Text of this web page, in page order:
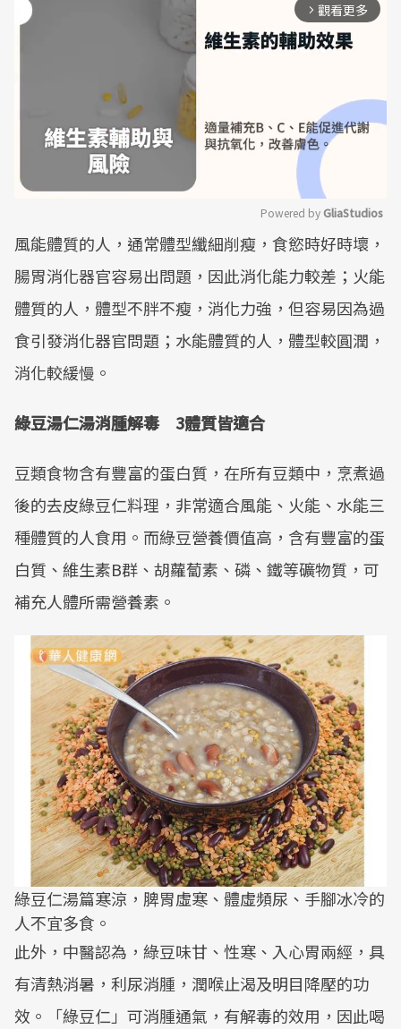
arrow_forward_ios 觀看更多
Mute
Powered by GliaStudios
風能體質的人，通常體型纖細削瘦，食慾時好時壞，
腸胃消化器官容易出問題，因此消化能力較差；火能
體質的人，體型不胖不瘦，消化力強，但容易因為過
食引發消化器官問題；水能體質的人，體型較圓潤，
消化較緩慢。
綠豆湯仁湯消腫解毒 3體質皆適合
豆類食物含有豐富的蛋白質，在所有豆類中，烹煮過
後的去皮綠豆仁料理，非常適合風能、火能、水能三
種體質的人食用。而綠豆營養價值高，含有豐富的蛋
白質、維生素B群、胡蘿蔔素、磷、鐵等礦物質，可
補充人體所需營養素。
綠豆仁湯篇寒涼，脾胃虛寒、體虛頻尿、手腳冰冷的
人不宜多食。
此外，中醫認為，綠豆味甘、性寒、入心胃兩經，具
有清熱消暑，利尿消腫，潤喉止渴及明目降壓的功
效。「綠豆仁」可消腫通氣，有解毒的效用，因此喝